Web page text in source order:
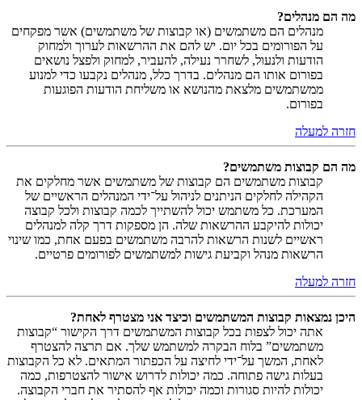
מה הם מנהלים?
מנהלים הם משתמשים (או קבוצות של משתמשים) אשר מפקחים
על הפורומים בכל יום. יש להם את ההרשאות לערוך ולמחוק
הודעות ולנעול, לשחרר נעילה, להעביר, למחוק ולפצל נושאים
בפורום אותו הם מנהלים. בדרך כלל, מנהלים נקבעו כדי למנוע
ממשתמשים מלצאת מהנושא או משליחת הודעות הפוגעות
בפורום.
חזרה למעלה
מה הם קבוצות משתמשים?
קבוצות משתמשים הם קבוצות של משתמשים אשר מחלקים את
הקהילה לחלקים הניתנים לניהול על־ידי המנהלים הראשיים של
המערכת. כל משתמש יכול להשתייך לכמה קבוצות ולכל קבוצה
יכולות להיקבע ההרשאות שלה. הן מספקות דרך קלה למנהלים
ראשיים לשנות הרשאות להרבה משתמשים בפעם אחת, כמו שינוי
הרשאות מנהל וקביעת גישות למשתמשים לפורומים פרטיים.
חזרה למעלה
היכן נמצאות קבוצות המשתמשים וכיצד אני מצטרף לאחת?
אתה יכול לצפות בכל קבוצות המשתמשים דרך הקישור “קבוצות
משתמשים” בלוח הבקרה למשתמש שלך. אם תרצה להצטרף
לאחת, המשך על־ידי לחיצה על הכפתור המתאים. לא כל הקבוצות
בעלות גישה פתוחה. כמה יכולות לדרוש אישור להצטרפות, כמה
יכולות להיות סגורות וכמה יכולות אף להסתיר את חברי הקבוצה.